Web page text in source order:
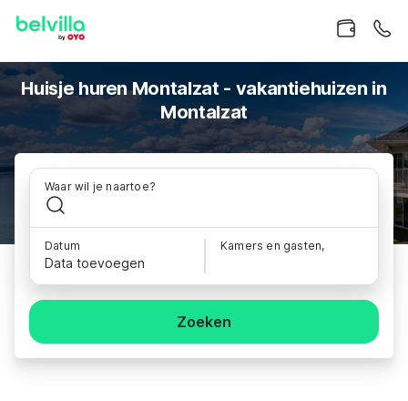
Huisje huren Montalzat - vakantiehuizen in
Montalzat
Waar wil je naartoe?
Datum
Data toevoegen
Kamers en gasten,
Zoeken